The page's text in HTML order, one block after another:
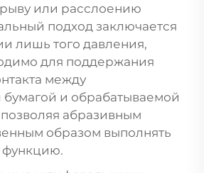
или расслоению
подход заключается
лишь того давления,
для поддержания
между
и обрабатываемой
абразивным
образом выполнять